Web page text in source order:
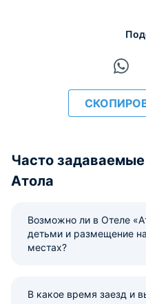
Часто
Атола
Возможно ли в Отеле
детьми и размещение
местах?
В какое время заезд и